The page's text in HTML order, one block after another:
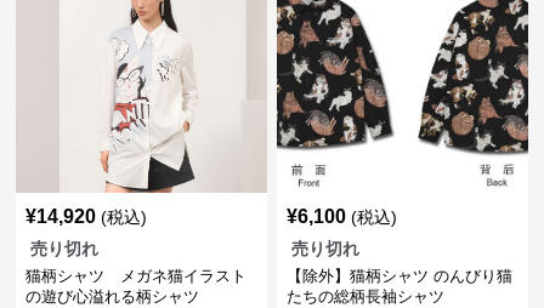
¥14,920 (税込)
売り切れ
猫柄シャツ メガネ猫イラスト
の遊び心溢れる柄シャツ
¥6,100 (税込)
売り切れ
【除外】猫柄シャツ のんびり猫
たちの総柄長袖シャツ